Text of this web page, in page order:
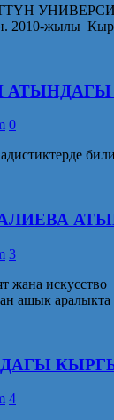
2010-жылы
0
3
жана
ашык аралыкта
4